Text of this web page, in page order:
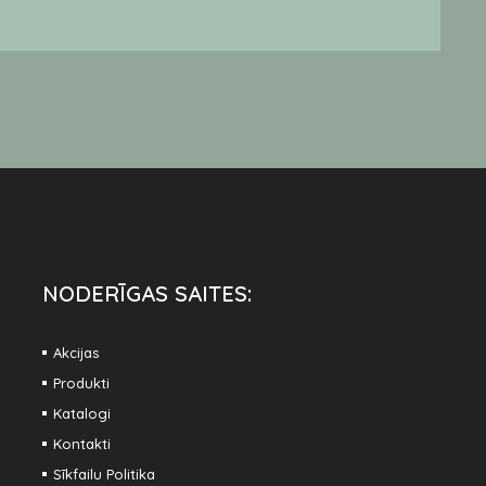
NODERĪGAS SAITES:
Akcijas
Produkti
Katalogi
Kontakti
Sīkfailu Politika